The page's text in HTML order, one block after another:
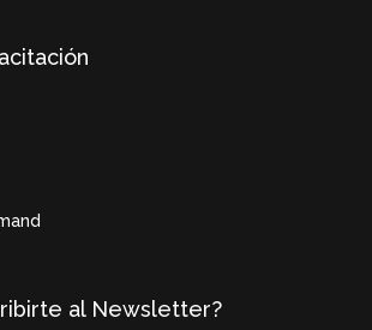
al Newsletter?